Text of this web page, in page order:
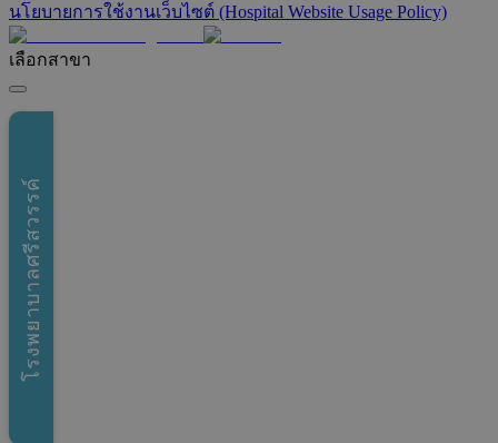
นโยบายการใช้งานเว็บไซต์ (Hospital Website Usage Policy)
เลือกสาขา
โรงพยาบาลศรีสวรรค์